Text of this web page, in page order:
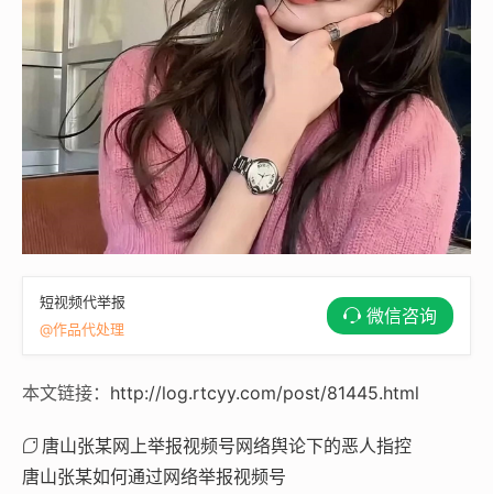
短视频代举报
@作品代处理
微信咨询
本文链接： http://log.rtcyy.com/post/81445.html
唐山张某网上举报视频号网络舆论下的恶人指控
唐山张某如何通过网络举报视频号